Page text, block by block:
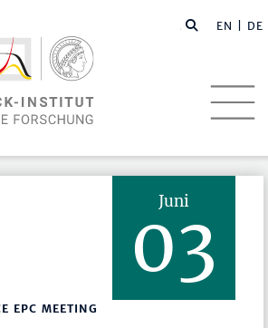
EN | DE
Juni
03
EPC MEETING